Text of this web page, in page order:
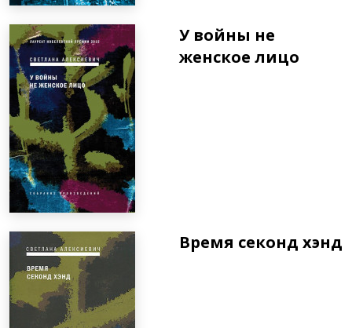
У войны не
женское лицо
Время секонд хэнд